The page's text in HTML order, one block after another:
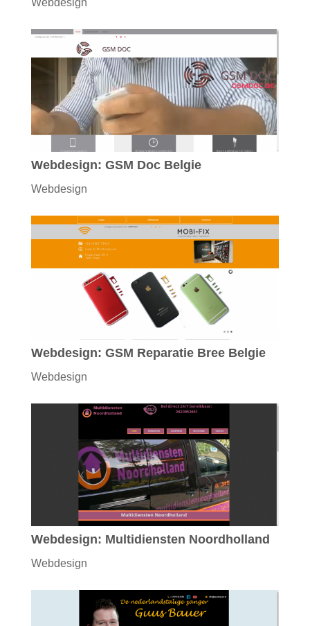
Webdesign: GSM Doc Belgie
Webdesign
Webdesign: GSM Reparatie Bree Belgie
Webdesign
Webdesign: Multidiensten Noordholland
Webdesign